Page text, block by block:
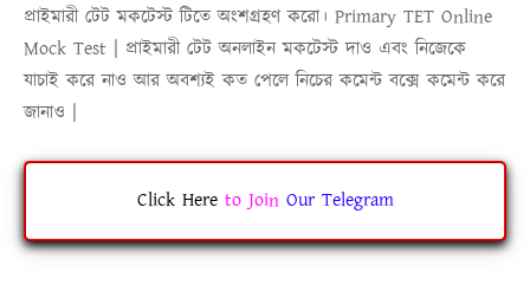
প্রাইমারী টেট মকটেস্টটিতে অংশগ্রহণ করো। Primary TET Online
Mock Test | প্রাইমারী টেট অনলাইন মকটেস্ট দাও এবং নিজেকে
যাচাই করে নাও আর অবশ্যই কত পেলে নিচের কমেন্ট বক্সে কমেন্ট করে
জানাও |
Click HeretoJoinOur Telegram